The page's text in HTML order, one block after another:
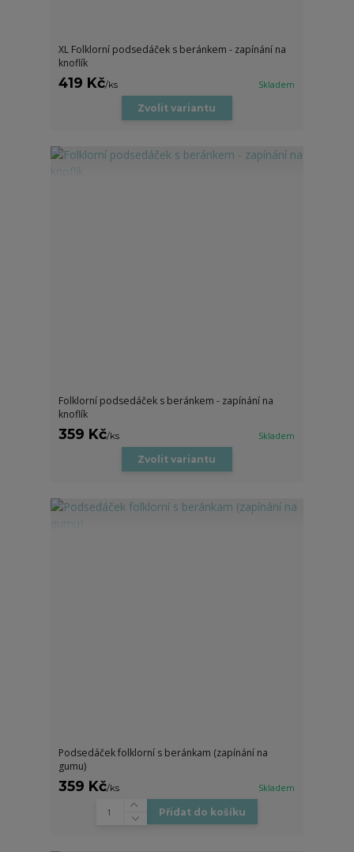
XL Folklorní podsedáček s beránkem - zapínání na
knoflík
419 Kč/ks Skladem
Zvolit variantu
Folklorní podsedáček s beránkem - zapínání na
knoflík
359 Kč/ks Skladem
Zvolit variantu
Podsedáček folklorní s beránkam (zapínání na
gumu)
359 Kč/ks Skladem
Přidat do košíku